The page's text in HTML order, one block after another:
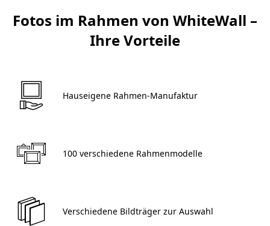
Fotos im Rahmen von WhiteWall –
Ihre Vorteile
Hauseigene Rahmen-Manufaktur
100 verschiedene Rahmenmodelle
Verschiedene Bildträger zur Auswahl